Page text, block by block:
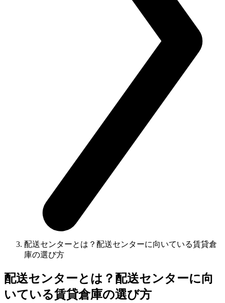
配送センターとは？配送センターに向いている賃貸倉
庫の選び方
配送センターとは？配送センターに向
いている賃貸倉庫の選び方